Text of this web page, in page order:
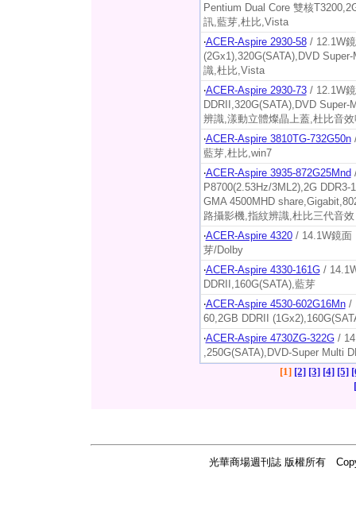
Pentium Dual Core 雙核
訊,藍芽,杜比,Vista
‧ACER-Aspire 2930-58/ 12.1W鏡
(2Gx1),320G(SATA),DVD
識,杜比,Vista
‧ACER-Aspire 2930-73/ 12.1W鏡
DDRII,320G(SATA),DVD
辨識,漾動立體燦晶上蓋,杜比音
‧ACER-Aspire 3810TG-732G50n/
藍芽,杜比,win7
‧ACER-Aspire 3935-872G25Mnd
P8700(2.53Hz/3ML2),2G
GMA 4500MHD
路攝影機,指紋辨識,杜比三代音效
‧ACER-Aspire 4320/ 14.1W鏡面
芽/Dolby
‧ACER-Aspire 4330-161G/
DDRII,160G(SATA),藍芽
‧ACER-Aspire 4530-602G16Mn/
60,2GB DDRII
‧ACER-Aspire 4730ZG-322G/
,250G(SATA),DVD-Super Multi
[1] [2] [3] [4] [5]
光華商場週刊誌 版權所有